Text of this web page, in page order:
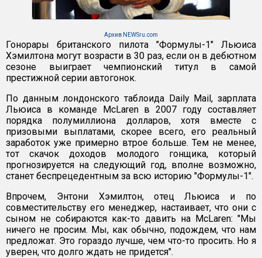
Архив NEWSru.com
Гонорары британского пилота "Формулы-1" Льюиса
Хэмилтона могут возрасти в 30 раз, если он в дебютном
сезоне выиграет чемпионский титул в самой
престижной серии автогонок.
По данным лондонского таблоида Daily Mail, зарплата
Льюиса в команде McLaren в 2007 году составляет
порядка полумиллиона долларов, хотя вместе с
призовыми выплатами, скорее всего, его реальный
заработок уже примерно втрое больше. Тем не менее,
тот скачок доходов молодого гонщика, который
прогнозируется на следующий год, вполне возможно,
станет беспрецедентным за всю историю "Формулы-1".
Впрочем, Энтони Хэмилтон, отец Льюиса и по
совместительству его менеджер, настаивает, что они с
сыном не собираются как-то давить на McLaren: "Мы
ничего не просим. Мы, как обычно, подождем, что нам
предложат. Это гораздо лучше, чем что-то просить. Но я
уверен, что долго ждать не придется".